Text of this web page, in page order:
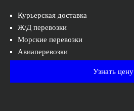
Курьерская доставка
Ж/Д перевозки
Морские перевозки
Авиаперевозки
Узнать цену